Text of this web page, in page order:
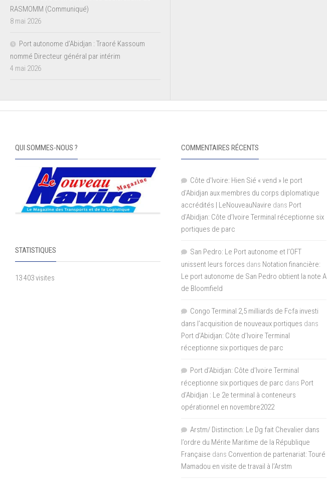
RASMOMM (Communiqué)
8 mai 2026
Port autonome d’Abidjan : Traoré Kassoum
nommé Directeur général par intérim
4 mai 2026
QUI SOMMES-NOUS ?
STATISTIQUES
13 403 visites
COMMENTAIRES RÉCENTS
Côte d'Ivoire: Hien Sié « vend » le port
d'Abidjan aux membres du corps diplomatique
accrédités | LeNouveauNavire dans Port
d’Abidjan: Côte d’Ivoire Terminal réceptionne six
portiques de parc
San Pedro: Le Port autonome et l’OFT
unissent leurs forces dans Notation financière:
Le port autonome de San Pedro obtient la note A
de Bloomfield
Congo Terminal 2,5 milliards de Fcfa investi
dans l’acquisition de nouveaux portiques dans
Port d’Abidjan: Côte d’Ivoire Terminal
réceptionne six portiques de parc
Port d'Abidjan: Côte d’Ivoire Terminal
réceptionne six portiques de parc dans Port
d’Abidjan : Le 2e terminal à conteneurs
opérationnel en novembre2022
Arstm/ Distinction: Le Dg fait Chevalier dans
l’ordre du Mérite Maritime de la République
Française dans Convention de partenariat: Touré
Mamadou en visite de travail à l’Arstm